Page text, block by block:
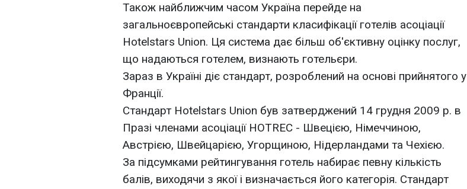
Також найближчим часом Україна перейде на
загальноєвропейські стандарти класифікації готелів асоціації
Hotelstars Union. Ця система дає більш об'єктивну оцінку послуг,
що надаються готелем, визнають готельєри.
Зараз в Україні діє стандарт, розроблений на основі прийнятого у
Франції.
Стандарт Hotelstars Union був затверджений 14 грудня 2009 р. в
Празі членами асоціації HOTREC - Швецією, Німеччиною,
Австрією, Швейцарією, Угорщиною, Нідерландами та Чехією.
За підсумками рейтингування готель набирає певну кількість
балів, виходячи з якої і визначається його категорія. Стандарт